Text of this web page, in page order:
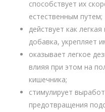
способствует их
естественным путем;
действует как
добавка, укрепляет
оказывает легкое
влияя при этом на
кишечника;
стимулирует
предотвращения